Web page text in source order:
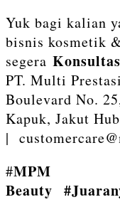
Yuk bagi kalian
bisnis kosmetik
segera
PT. Multi
Boulevard No.
Kapuk, Jakut
|
#MPM
Beauty